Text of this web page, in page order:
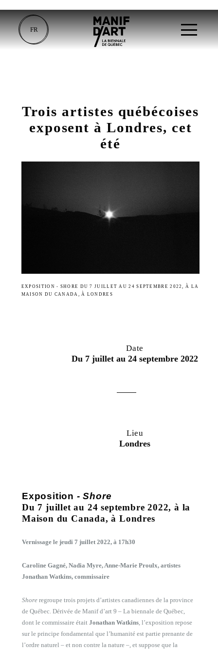
FR
Trois artistes québécoises
exposent à Londres, cet
été
EXPOSITION - SHORE DU 7 JUILLET AU 24 SEPTEMBRE 2022, À LA
MAISON DU CANADA, À LONDRES
Date
Du 7 juillet au 24 septembre 2022
Lieu
Londres
Exposition - Shore
Du 7 juillet au 24 septembre 2022, à la
Maison du Canada, à Londres
Vernissage le jeudi 7 juillet 2022, à 17h30
Caroline Gagné, Nadia Myre, Anne-Marie Proulx, artistes
Jonathan Watkins, commissaire
Shore regroupe trois projets d’artistes canadiennes de la province
de Québec. Dérivée de Manif d’art 9 – La biennale de Québec,
dont le commissaire était Jonathan Watkins , l’exposition repose
sur le principe fondamental que l’humanité est partie prenante de
l’ordre naturel – et non contre la nature –, et suppose que la